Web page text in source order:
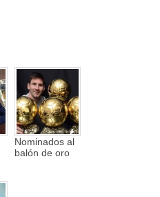
Nominados al
balón de oro